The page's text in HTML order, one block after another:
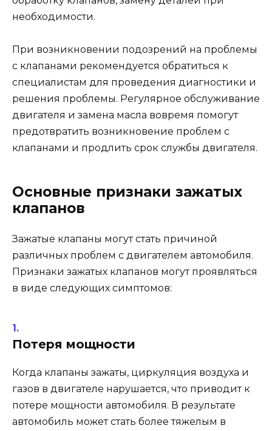
необходимости.
При возникновении подозрений на проблемы
с клапанами рекомендуется обратиться к
специалистам для проведения диагностики и
решения проблемы. Регулярное обслуживание
двигателя и замена масла вовремя помогут
предотвратить возникновение проблем с
клапанами и продлить срок службы двигателя.
Основные признаки зажатых
клапанов
Зажатые клапаны могут стать причиной
различных проблем с двигателем автомобиля.
Признаки зажатых клапанов могут проявляться
в виде следующих симптомов:
Потеря мощности
Когда клапаны зажаты, циркуляция воздуха и
газов в двигателе нарушается, что приводит к
потере мощности автомобиля. В результате
автомобиль может стать более тяжелым в